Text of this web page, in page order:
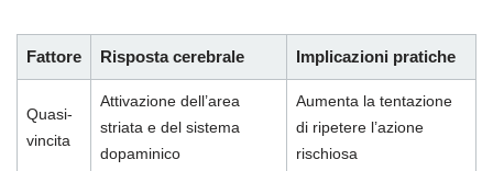
Fattore Risposta cerebrale Implicazioni pratiche
Quasi-
vincita
Attivazione dell’area
striata e del sistema
dopaminico
Aumenta la tentazione
di ripetere l’azione
rischiosa